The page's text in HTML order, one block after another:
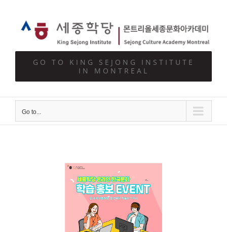
GO TO KING SEJONG INSTITUTE
IN MONTREAL
Go to...